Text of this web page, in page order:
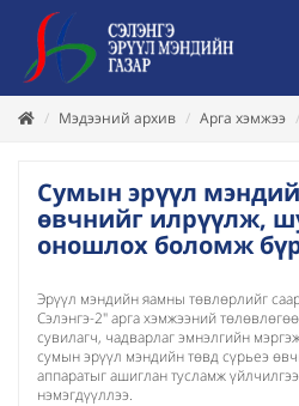
Мэдээний архив Арга хэмжээ
Сумын эрүүл
өвчнийг илрүүлж,
оношлох боломж
Эрүүл мэндийн яамны төвлөрлийг
Сэлэнгэ-2" арга хэмжээний
сувилагч, чадварлаг эмнэлгийн
сумын эрүүл мэндийн төвд сүрьеэ
аппаратыг ашиглан тусламж
нэмэгдүүллээ.